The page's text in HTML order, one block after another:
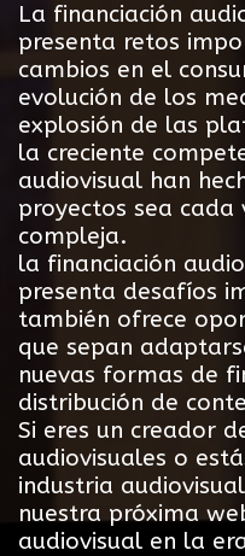
La financiación
presenta retos
cambios en el
evolución de los
explosión de las
la creciente
audiovisual han
proyectos sea cada
compleja.
la financiación
presenta desafíos
también ofrece
que sepan
nuevas formas de
distribución de
Si eres un creador
audiovisuales o
industria
nuestra próxima
audiovisual en la